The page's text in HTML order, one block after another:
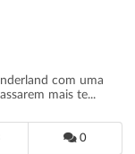
com uma
mais te...
0